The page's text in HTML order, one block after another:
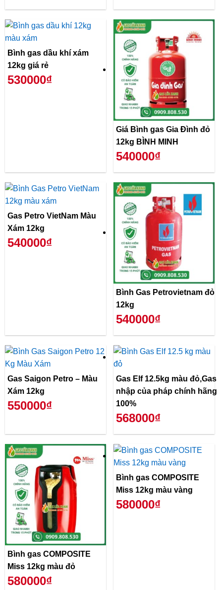
Bình gas dầu khí xám
12kg giá rẻ
530000₫
Giá Bình gas Gia Đình đỏ
12kg BÌNH MINH
540000₫
Gas Petro VietNam Màu
Xám 12kg
540000₫
Bình Gas Petrovietnam đỏ
12kg
540000₫
Gas Saigon Petro – Màu
Xám 12kg
550000₫
Gas Elf 12.5kg màu đỏ,Gas
nhập của pháp chính hãng
100%
568000₫
Bình gas COMPOSITE
Miss 12kg màu đỏ
580000₫
Bình gas COMPOSITE
Miss 12kg màu vàng
580000₫